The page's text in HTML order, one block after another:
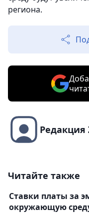
региона.
Редакция
Читайте также
Ставки платы за
окружающую